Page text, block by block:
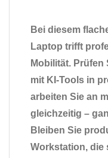
Bei diesem
Laptop trifft
Mobilität. Prüfen
mit KI-Tools in
arbeiten Sie an
gleichzeitig –
Bleiben Sie
Workstation, die